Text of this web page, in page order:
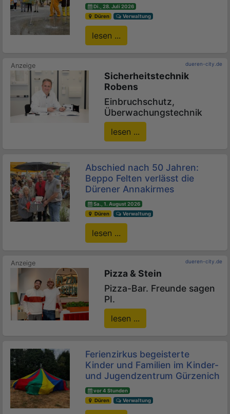
Di., 28. Juli 2026
Düren
Verwaltung
lesen ...
dueren-city.de
Sicherheitstechnik
Robens
Einbruchschutz,
Überwachungstechnik
lesen ...
Abschied nach 50 Jahren:
Beppo Felten verlässt die
Dürener Annakirmes
Sa., 1. August 2026
Düren
Verwaltung
lesen ...
dueren-city.de
Pizza & Stein
Pizza-Bar. Freunde sagen
PI.
lesen ...
Ferienzirkus begeisterte
Kinder und Familien im Kinder-
und Jugendzentrum Gürzenich
vor 4 Stunden
Düren
Verwaltung